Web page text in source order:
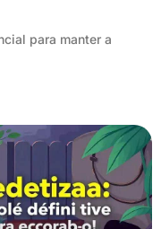
para manter a